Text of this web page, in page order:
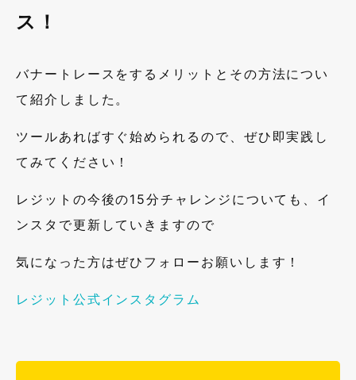
ス！
バナートレースをするメリットとその方法につい
て紹介しました。
ツールあればすぐ始められるので、ぜひ即実践し
てみてください！
レジットの今後の15分チャレンジについても、イ
ンスタで更新していきますので
気になった方はぜひフォローお願いします！
レジット公式インスタグラム